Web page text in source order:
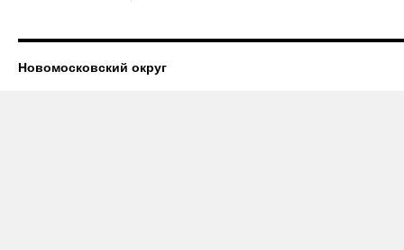
Новомосковский округ